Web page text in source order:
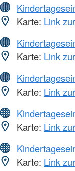
Karte: Link
Karte: Link
Karte: Link
Karte: Link
Karte: Link